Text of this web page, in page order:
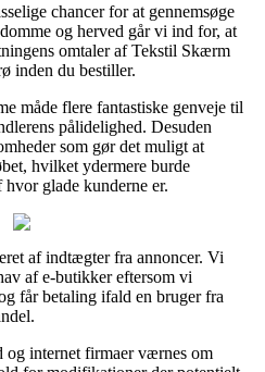
chancer for at gennemsøge
og herved går vi ind for, at
omtaler af Tekstil Skærm
inden du bestiller.
måde flere fantastiske genveje til
pålidelighed. Desuden
som gør det muligt at
hvilket ydermere burde
glade kunderne er.
af indtægter fra annoncer. Vi
af e-butikker eftersom vi
får betaling ifald en bruger fra
og internet firmaer værnes om